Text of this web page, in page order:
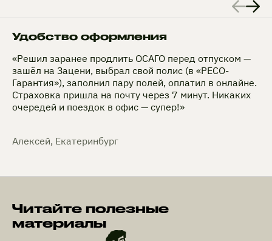
Удобство оформления
«Решил заранее продлить ОСАГО перед отпуском —
зашёл на Зацени, выбрал свой полис (в «РЕСО-
Гарантия»), заполнил пару полей, оплатил в онлайне.
Страховка пришла на почту через 7 минут. Никаких
очередей и поездок в офис — супер!»
Алексей, Екатеринбург
Читайте полезные
материалы